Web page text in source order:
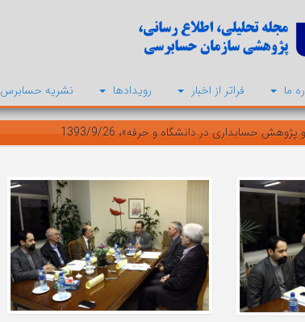
ما فراتر از اخبار رویدادها نشریه حسابرس
حسابداری در دانشگاه و حرفه»، 1393/9/26